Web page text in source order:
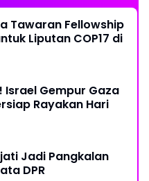
Tawaran Fellowship
Liputan COP17 di
Israel Gempur Gaza
Rayakan Hari
Jadi Pangkalan
DPR